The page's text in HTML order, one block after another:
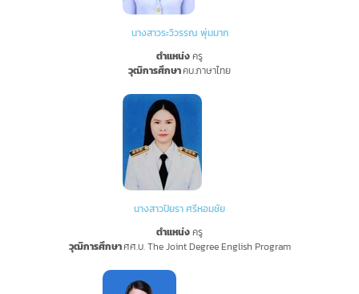
นางสาวระวิวรรณ พุ่มมาก
ตำแหน่งครู
วุฒิการศึกษาคบ.ภาษาไทย
นางสาวปิยรา ศรีหอมชัย
ตำแหน่งครู
วุฒิการศึกษาศศ.บ.The Joint Degree English Program